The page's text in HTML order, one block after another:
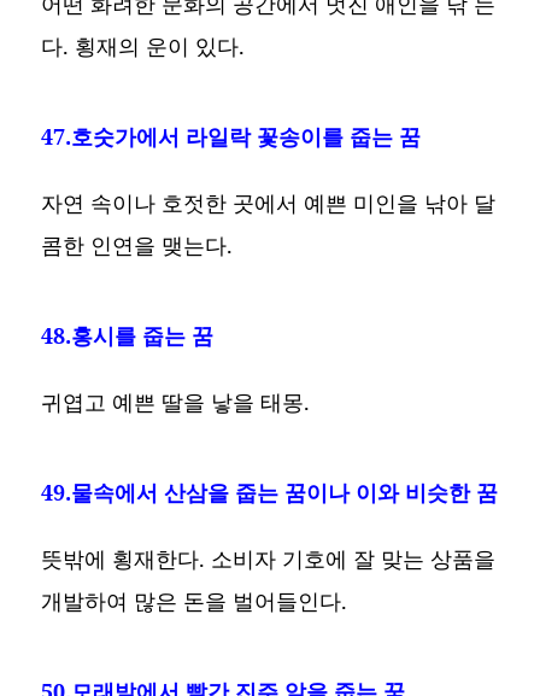
다. 횡재의 운이 있다.
47.호숫가에서 라일락 꽃송이를 줍는 꿈
자연 속이나 호젓한 곳에서 예쁜 미인을 낚아 달
콤한 인연을 맺는다.
48.홍시를 줍는 꿈
귀엽고 예쁜 딸을 낳을 태몽.
49.물속에서 산삼을 줍는 꿈이나 이와 비슷한 꿈
뜻밖에 횡재한다. 소비자 기호에 잘 맞는 상품을
개발하여 많은 돈을 벌어들인다.